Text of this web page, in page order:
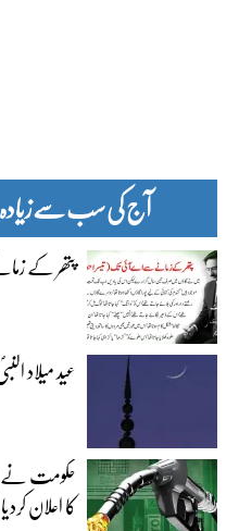
آج کی سب سے زیادہ
پتھر کے
عید میلاد
حکومت نے
کا اعلان کردیا